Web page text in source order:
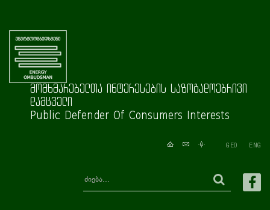
მომხმარებელთა ინტერესების საზოგადოებრივი
დამცველი
Public Defender Of Consumers Interests
GEO ENG